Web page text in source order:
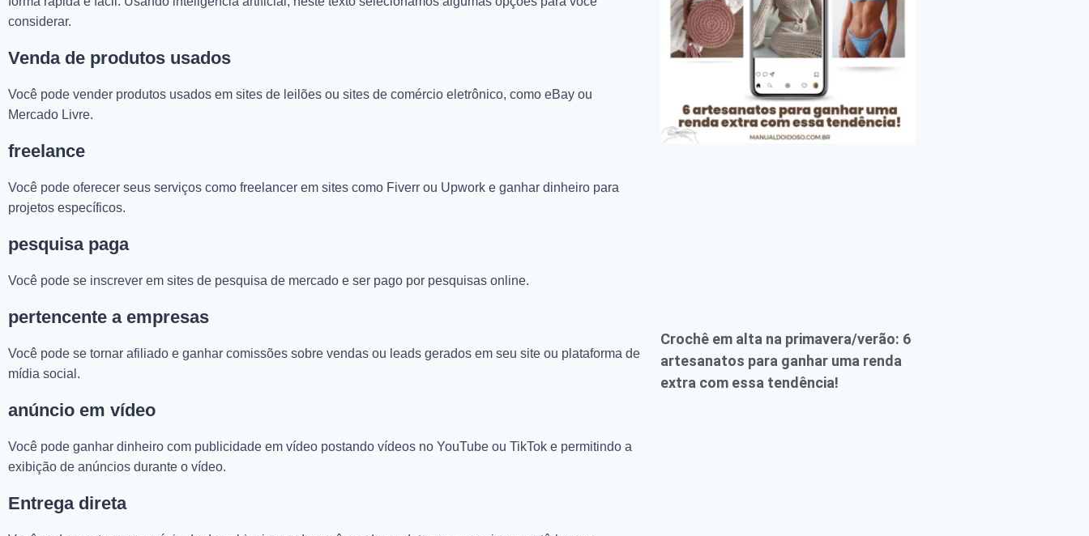
considerar.
Venda de produtos usados
Você pode vender produtos usados ​​em sites de leilões ou sites de comércio eletrônico, como eBay ou
Mercado Livre.
freelance
Você pode oferecer seus serviços como freelancer em sites como Fiverr ou Upwork e ganhar dinheiro para
projetos específicos.
pesquisa paga
Você pode se inscrever em sites de pesquisa de mercado e ser pago por pesquisas online.
pertencente a empresas
Você pode se tornar afiliado e ganhar comissões sobre vendas ou leads gerados em seu site ou plataforma de
mídia social.
anúncio em vídeo
Você pode ganhar dinheiro com publicidade em vídeo postando vídeos no YouTube ou TikTok e permitindo a
exibição de anúncios durante o vídeo.
Entrega direta
Crochê em alta na primavera/verão: 6
artesanatos para ganhar uma renda
extra com essa tendência!